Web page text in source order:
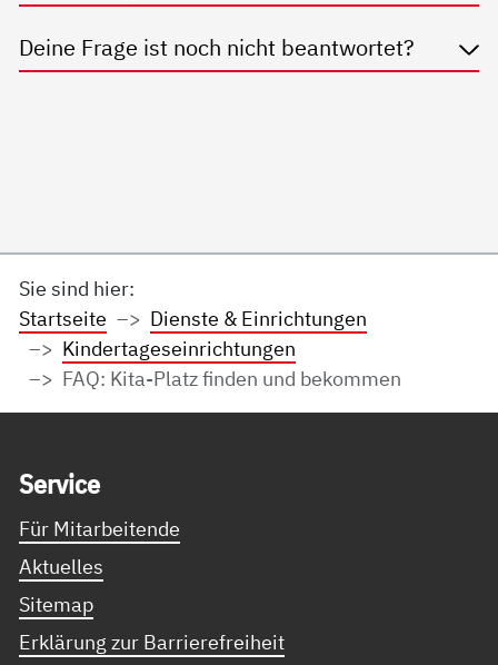
Deine Frage ist noch nicht beantwortet?
Sie sind hier:
Startseite
Dienste & Einrichtungen
Kindertageseinrichtungen
FAQ: Kita-Platz finden und bekommen
Ser­vice
Für Mitarbeitende
Aktuelles
Sitemap
Erklärung zur Barrierefreiheit